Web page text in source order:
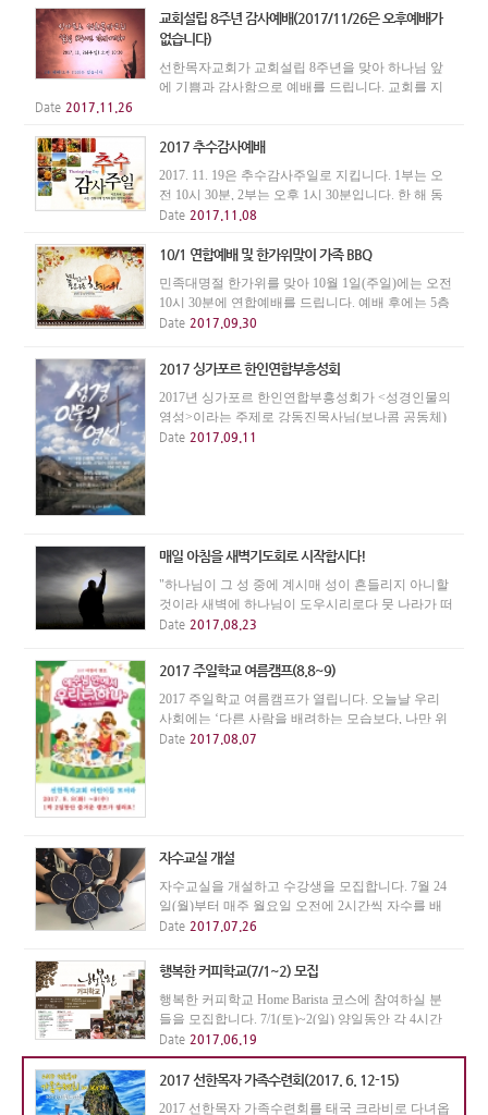
교회설립 8주년 감사예배(2017/11/26은 오후예배가
없습니다)
선한목자교회가 교회설립 8주년을 맞아 하나님 앞
에 기쁨과 감사함으로 예배를 드립니다. 교회를 지
부, 주일학교 연합으로 오전 10시 30분에 드립니다.
Date 2017.11.26
2017 추수감사예배
2017. 11. 19은 추수감사주일로 지킵니다. 1부는 오
전 10시 30분, 2부는 오후 1시 30분입니다. 한 해 동
안의 우리에게 임한 축복과 은혜를 돌아보면서 만복
합시다.
Date 2017.11.08
10/1 연합예배 및 한가위맞이 가족 BBQ
민족대명절 한가위를 맞아 10월 1일(주일)에는 오전
10시 30분에 연합예배를 드립니다. 예배 후에는 5층
에서 가족 BBQ를 가지면서, 선한목자가족이 되신
은 다함께 참석해 주시기 바랍니다. * 오후 1시 30분
Date 2017.09.30
2017 싱가포르 한인연합부흥성회
2017년 싱가포르 한인연합부흥성회가 <성경인물의
영성>이라는 주제로 강동진목사님(보나콤 공동체)
를 강사로 모시고 9월 25일(월)~27일(수)까지 열립
Date 2017.09.11
매일 아침을 새벽기도회로 시작합시다!
"하나님이 그 성 중에 계시매 성이 흔들리지 아니할
것이라 새벽에 하나님이 도우시리로다 뭇 나라가 떠
들며 왕국이 흔들렸더니 그가 소리를 내시매 땅이
곱의 하나님은 우리의 피난처시로다" 시편 46:5~7 ...
Date 2017.08.23
2017 주일학교 여름캠프(8.8~9)
2017 주일학교 여름캠프가 열립니다. 오늘날 우리
사회에는 ‘다른 사람을 배려하는 모습보다, 나만 위
하는 개인주의와 이기주의가 점점 심해지고 있습니
Date 2017.08.07
자수교실 개설
자수교실을 개설하고 수강생을 모집합니다. 7월 24
일(월)부터 매주 월요일 오전에 2시간씩 자수를 배
우면서 즐거운 모임을 함께 하실 분들의 많은 참여
시~12시 / 본 교회 예배실 - 강사 : 최원희 집사 - 내...
Date 2017.07.26
행복한 커피학교(7/1~2) 모집
행복한 커피학교 Home Barista 코스에 참여하실 분
들을 모집합니다. 7/1(토)~2(일) 양일동안 각 4시간
씩 총 8시간으로 진행됩니다. - 시간 : 7/1(토) 오후 2
시~6시 / 2(일) 오후 3시~7시 - 장소 : 선한목자교회
(Novelty Bizcentre #07-07) - 강사 : 손문성 선...
Date 2017.06.19
2017 선한목자 가족수련회(2017. 6. 12-15)
2017 선한목자 가족수련회를 태국 크라비로 다녀옵